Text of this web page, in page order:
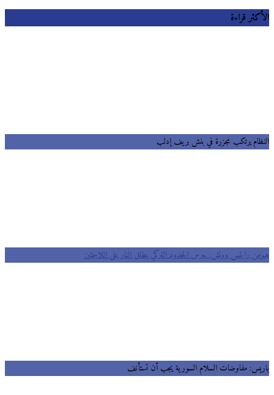
قراءة
يرتكب مجزرة في بنش بريف إدلب
رايتس ووتش: حرس الحدود التركي يطلق النار على اللاجئين
مفاوضات السلام السورية يجب أن تستأنف